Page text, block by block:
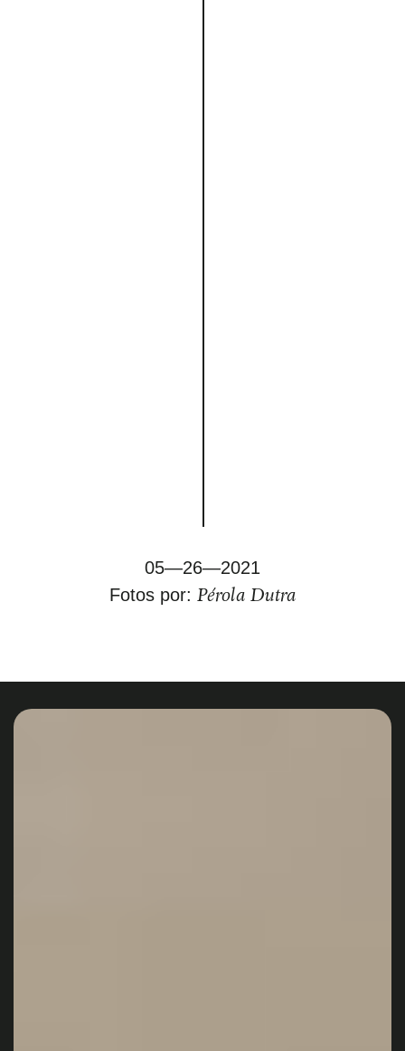
05—26—2021
Fotos por: Pérola Dutra